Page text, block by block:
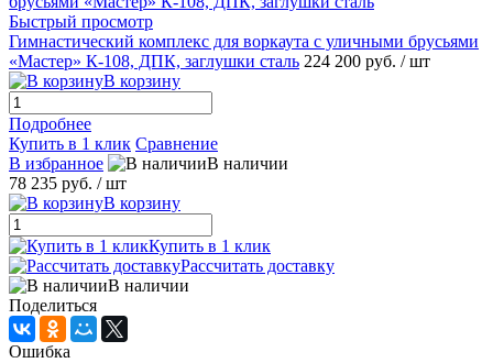
Быстрый просмотр
Гимнастический комплекс для воркаута с уличными брусьями
«Мастер» К-108, ДПК, заглушки сталь 224 200 руб. / шт
В корзину
Подробнее
Купить в 1 клик Сравнение
В избранное
В наличии
78 235 руб. / шт
В корзину
Купить в 1 клик
Рассчитать доставку
В наличии
Поделиться
Ошибка